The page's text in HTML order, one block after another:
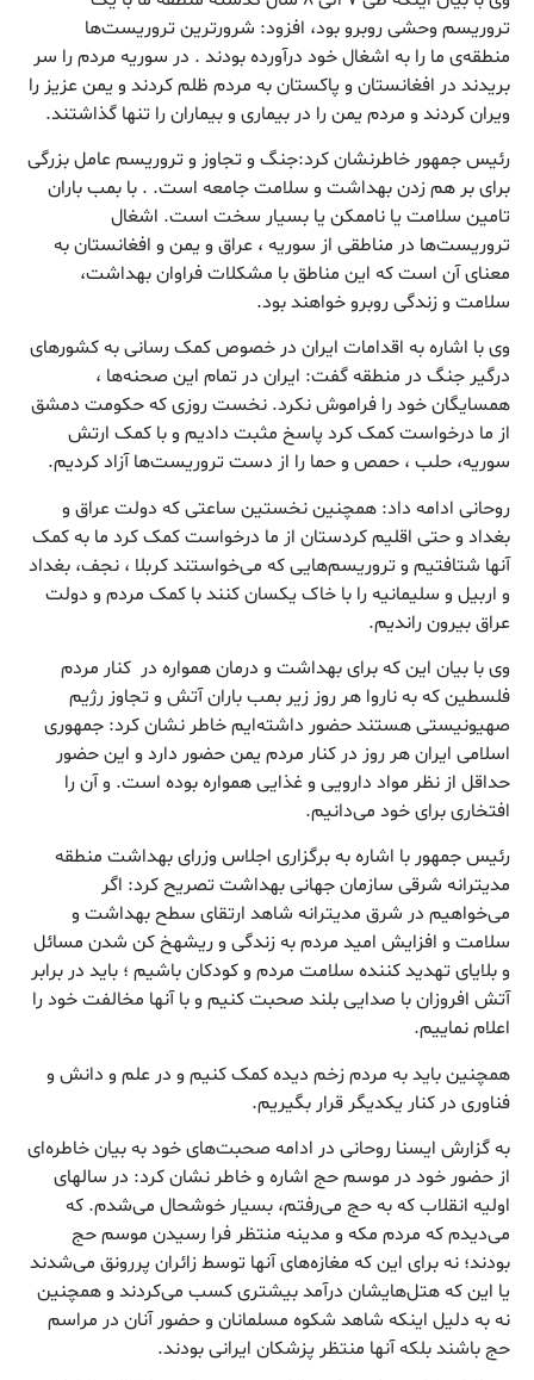
تروریسم وحشی روبرو بود، افزود: شرورترین تروریست‌ها
منطقه‌ی ما را به اشغال خود درآورده بودند . در سوریه مردم را سر
بریدند در افغانستان و پاکستان به مردم ظلم کردند و یمن عزیز را
ویران کردند و مردم یمن را در بیماری و بیماران را تنها گذاشتند.
رئیس جمهور خاطرنشان کرد:‌جنگ و تجاوز و تروریسم عامل بزرگی
برای بر هم زدن بهداشت و سلامت جامعه است. . با بمب باران
تامین سلامت یا ناممکن یا بسیار سخت است. اشغال
تروریست‌ها در مناطقی از سوریه ، عراق و یمن و افغانستان به
معنای آن است که این مناطق با مشکلات فراوان بهداشت،
سلامت و زندگی روبرو خواهند بود.
وی با اشاره به اقدامات ایران در خصوص کمک رسانی به کشورهای
درگیر جنگ در منطقه گفت: ایران در تمام این صحنه‌ها ،
همسایگان خود را فراموش نکرد. نخست روزی که حکومت دمشق
از ما درخواست کمک کرد پاسخ مثبت دادیم و با کمک ارتش
سوریه، حلب ، حمص و حما را از دست تروریست‌ها آزاد کردیم.
روحانی ادامه داد: همچنین نخستین ساعتی که دولت عراق و
بغداد و حتی اقلیم کردستان از ما درخواست کمک کرد ما به کمک
آنها شتافتیم و تروریسم‌هایی که می‌خواستند کربلا ، نجف، بغداد
و اربیل و سلیمانیه را با خاک یکسان کنند با کمک مردم و دولت
عراق بیرون راندیم.
وی با بیان این که برای بهداشت و درمان همواره در کنار مردم
فلسطین که به ناروا هر روز زیر بمب باران آتش و تجاوز رژیم
صهیونیستی هستند حضور داشته‌ایم خاطر نشان کرد: جمهوری
اسلامی ایران هر روز در کنار مردم یمن حضور دارد و این حضور
حداقل از نظر مواد دارویی و غذایی همواره بوده است. و آن را
افتخاری برای خود می‌دانیم.
رئیس جمهور با اشاره به برگزاری اجلاس وزرای بهداشت منطقه
مدیترانه شرقی سازمان جهانی بهداشت تصریح کرد: اگر
می‌خواهیم در شرق مدیترانه شاهد ارتقای سطح بهداشت و
سلامت و افزایش امید مردم به زندگی و ریشهخ کن شدن مسائل
و بلایای تهدید کننده سلامت مردم و کودکان باشیم ؛ باید در برابر
آتش افروزان با صدایی بلند صحبت کنیم و با آنها مخالفت خود را
اعلام نماییم.
همچنین باید به مردم زخم دیده کمک کنیم و در علم و دانش و
فناوری در کنار یکدیگر قرار بگیریم.
به گزارش ایسنا روحانی در ادامه صحبت‌های خود به بیان خاطره‌ای
از حضور خود در موسم حج اشاره و خاطر نشان کرد: در سالهای
اولیه انقلاب که به حج می‌رفتم، بسیار خوشحال می‌شدم. که
می‌دیدم که مردم مکه و مدینه منتظر فرا رسیدن موسم حج
بودند؛ نه برای این که مغازه‌های آنها توسط زائران پررونق می‌شدند
یا این که هتل‌هایشان درآمد بیشتری کسب می‌کردند و همچنین
نه به دلیل اینکه شاهد شکوه مسلمانان و حضور آنان در مراسم
حج باشند بلکه آنها منتظر پزشکان ایرانی بودند.